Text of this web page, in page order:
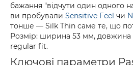
бажання "відчути один одного
ви пробували Sensitive Feel чи
тонше — Silk Thin саме те, що
Розмір: ширина 53 мм,
regular fit.
Ключові параметри